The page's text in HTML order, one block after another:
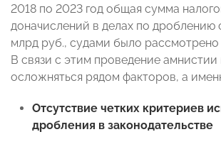
2018 по 2023 год общая сумма
доначислений в делах по дроблению
млрд руб., судами было рассмотрено
В связи с этим проведение
осложняться рядом факторов, а
Отсутствие четких критериев
дробления в законодательстве